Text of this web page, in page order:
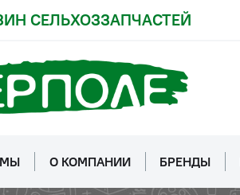
СЕЛЬХОЗЗАПЧАСТЕЙ
О КОМПАНИИ БРЕНДЫ